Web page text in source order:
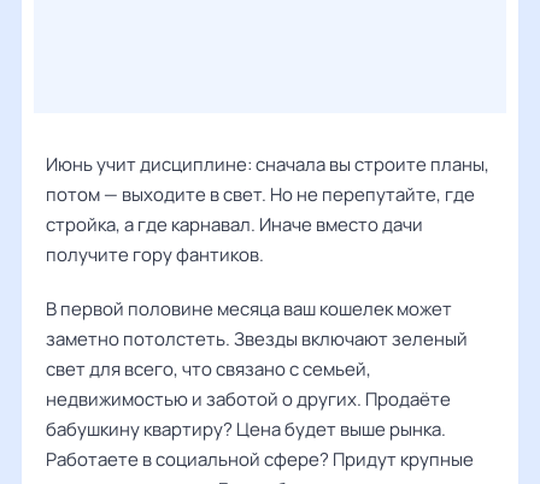
Июнь учит дисциплине: сначала вы строите планы,
потом — выходите в свет. Но не перепутайте, где
стройка, а где карнавал. Иначе вместо дачи
получите гору фантиков.
В первой половине месяца ваш кошелек может
заметно потолстеть. Звезды включают зеленый
свет для всего, что связано с семьей,
недвижимостью и заботой о других. Продаёте
бабушкину квартиру? Цена будет выше рынка.
Работаете в социальной сфере? Придут крупные